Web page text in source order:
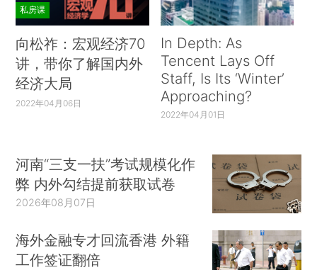
私房课
向松祚：宏观经济70
讲，带你了解国内外
经济大局
2022年04月06日
In Depth: As
Tencent Lays Off
Staff, Is Its ‘Winter’
Approaching?
2022年04月01日
河南“三支一扶”考试规模化作
弊 内外勾结提前获取试卷
2026年08月07日
海外金融专才回流香港 外籍
工作签证翻倍